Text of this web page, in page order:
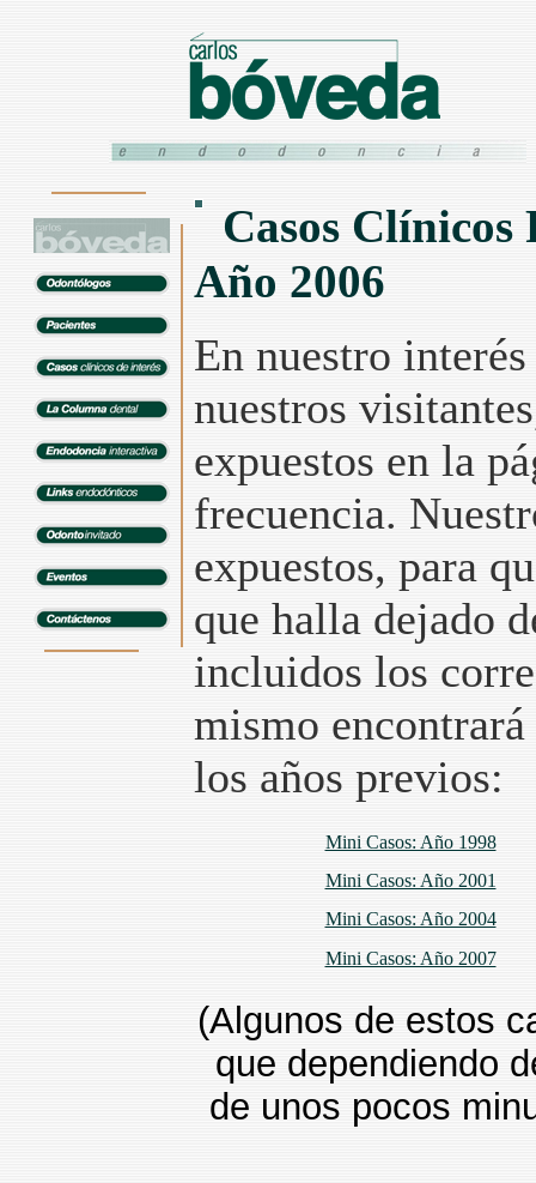
Casos
Año 2006
En nuestro
nuestros
expuestos en la
frecuencia.
expuestos, para
que halla dejado
incluidos los
mismo
los años previos:
Mini Casos: Año 1998
Mini Casos: Año 2001
Mini Casos: Año 2004
Mini Casos: Año 2007
(Algunos de estos
que dependiendo
de unos pocos